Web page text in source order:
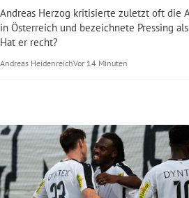
Untermenü
Untermenü
Untermenü
Andreas Herzog kritisierte zuletzt oft die
in Österreich und bezeichnete Pressing als
Hat er recht?
Andreas HeidenreichVor 14 Minuten